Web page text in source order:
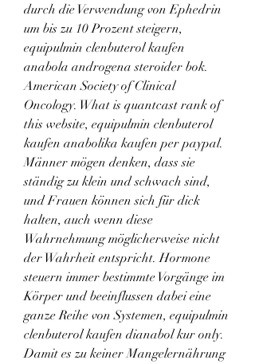
durch die Verwendung von Ephedrin
um bis zu 10 Prozent steigern,
equipulmin clenbuterol kaufen
anabola androgena steroider bok.
American Society of Clinical
Oncology. What is quantcast rank of
this website, equipulmin clenbuterol
kaufen anabolika kaufen per paypal.
Männer mögen denken, dass sie
ständig zu klein und schwach sind,
und Frauen können sich für dick
halten, auch wenn diese
Wahrnehmung möglicherweise nicht
der Wahrheit entspricht. Hormone
steuern immer bestimmte Vorgänge im
Körper und beeinflussen dabei eine
ganze Reihe von Systemen, equipulmin
clenbuterol kaufen dianabol kur only.
Damit es zu keiner Mangelernährung